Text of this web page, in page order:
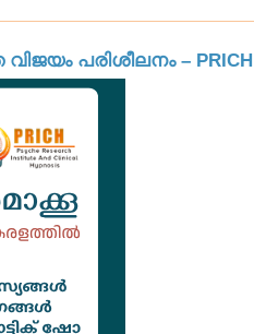
പരിശീലനം – PRICH